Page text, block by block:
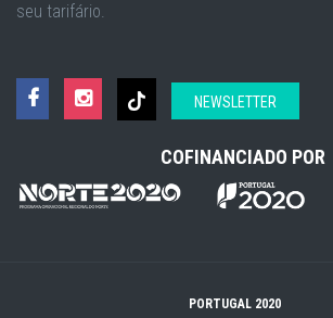
seu tarifário.
NEWSLETTER
COFINANCIADO POR
PORTUGAL 2020